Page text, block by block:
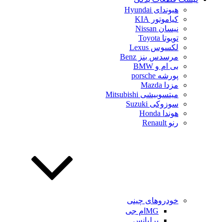
هیوندای Hyundai
کیاموتور KIA
نیسان Nissan
تویوتا Toyota
لکسوس Lexus
مرسدس بنز Benz
بی ام و BMW
پورشه porsche
مزدا Mazda
میتسوبیشی Mitsubishi
سوزوکی Suzuki
هوندا Honda
رنو Renault
خودروهای چینی
MGام جی
برلیانس